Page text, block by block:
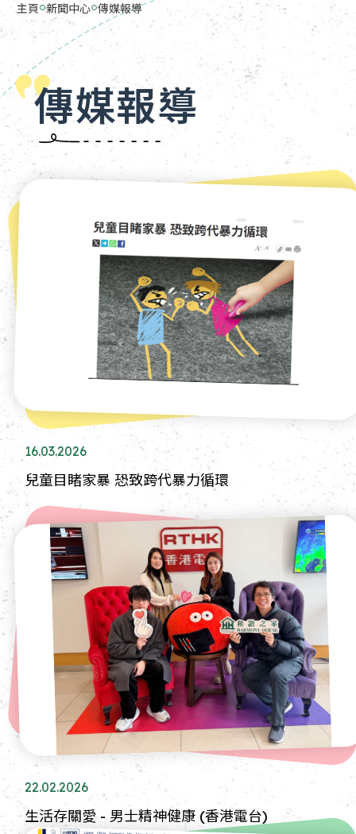
主頁 新聞中心 傳媒報導
傳媒報導
16.03.2026
兒童目睹家暴 恐致跨代暴力循環
22.02.2026
生活存關愛 - 男士精神健康 (香港電台)